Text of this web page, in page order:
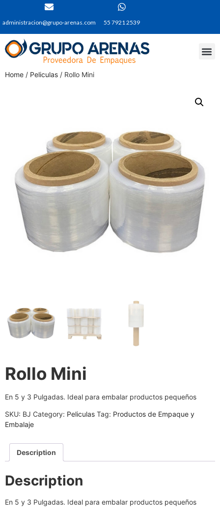
administracion@grupo-arenas.com 55 7921 2539
Home / Peliculas / Rollo Mini
Rollo Mini
En 5 y 3 Pulgadas. Ideal para embalar productos pequeños
SKU: BJ Category: Peliculas Tag: Productos de Empaque y
Embalaje
Description
Description
En 5 y 3 Pulgadas. Ideal para embalar productos pequeños